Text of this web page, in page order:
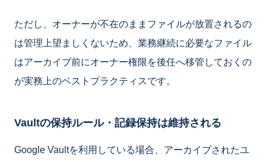
ただし、オーナーが不在のままファイルが放置されるの
は管理上望ましくないため、業務継続に必要なファイル
はアーカイブ前にオーナー権限を後任へ移管しておくの
が実務上のベストプラクティスです。
Vaultの保持ルール・記録保持は維持される
Google Vaultを利用している場合、アーカイブされたユ